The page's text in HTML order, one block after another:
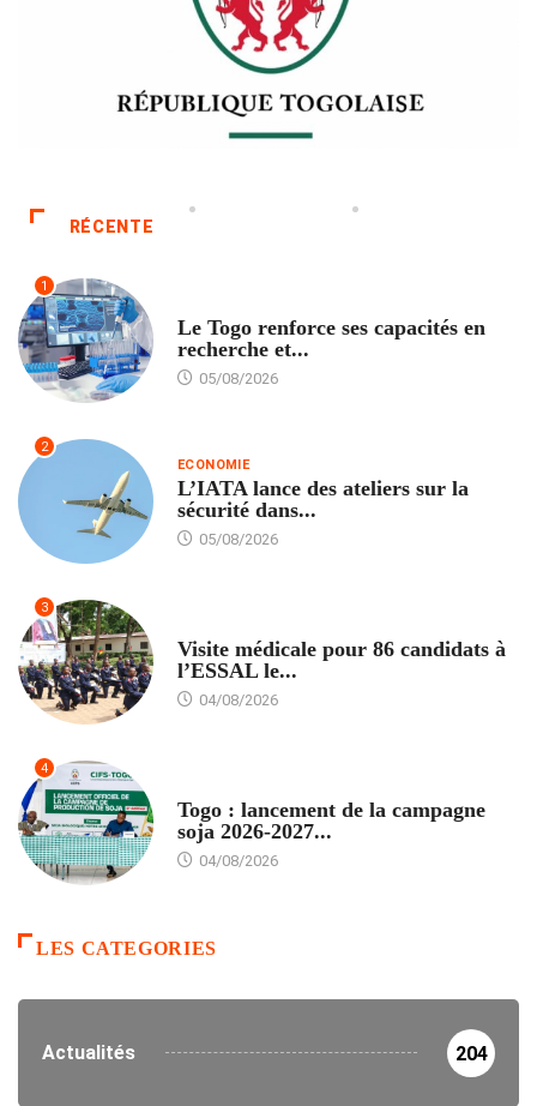
RÉCENTE
1
Le Togo renforce ses capacités en
recherche et...
05/08/2026
2
ECONOMIE
L’IATA lance des ateliers sur la
sécurité dans...
05/08/2026
3
Visite médicale pour 86 candidats à
l’ESSAL le...
04/08/2026
4
Togo : lancement de la campagne
soja 2026-2027...
04/08/2026
LES CATEGORIES
Actualités 204